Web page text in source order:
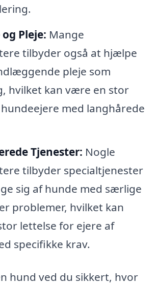
Pleje: Mange
tilbyder også at hjælpe
pleje som
hvilket kan være en stor
med langhårede
Tjenester: Nogle
tilbyder specialtjenester
sig af hunde med særlige
problemer, hvilket kan
lettelse for ejere af
specifikke krav.
hund ved du sikkert, hvor